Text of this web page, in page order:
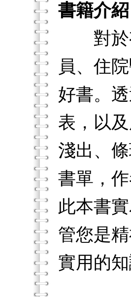
書籍介紹
對於有
員、住
好書。
表，以
淺出、
書單，
此本書
管您是
實用的